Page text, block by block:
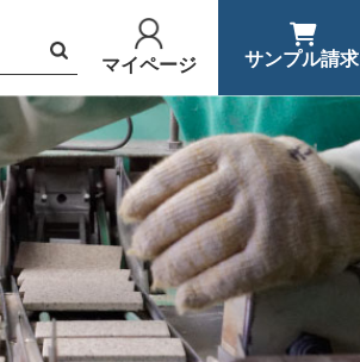
マイページ
サンプル請求